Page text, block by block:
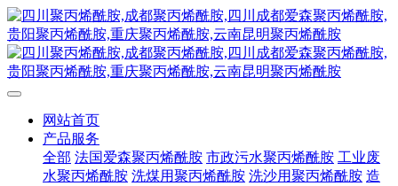
网站首页
产品服务
全部 法国爱森聚丙烯酰胺 市政污水聚丙烯酰胺 工业废
水聚丙烯酰胺 洗煤用聚丙烯酰胺 洗沙用聚丙烯酰胺 造